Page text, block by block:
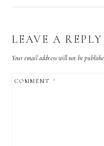
LEAVE A REPLY
Your email address will not be
COMMENT*